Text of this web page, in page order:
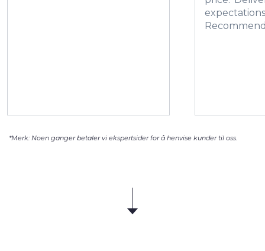
*Merk: Noen ganger betaler vi ekspertsider for å henvise kunder til oss.